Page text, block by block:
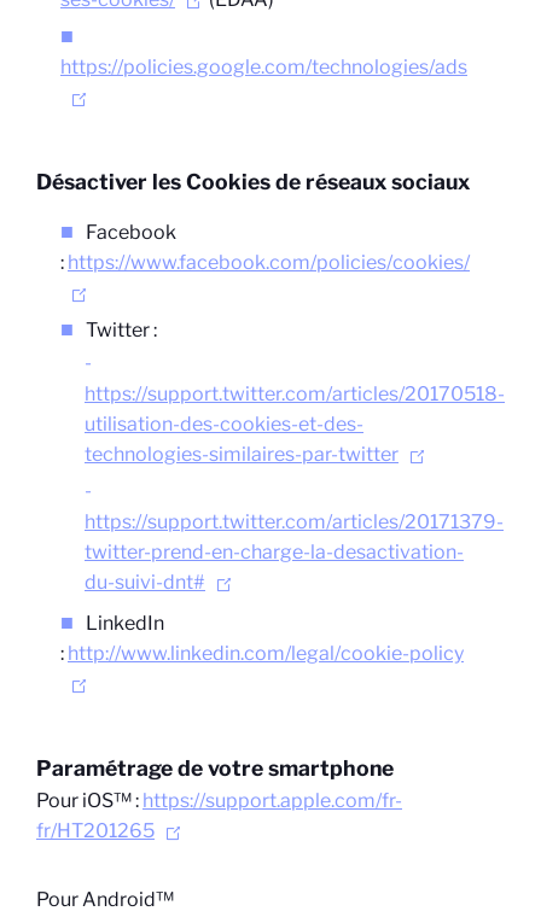
https://policies.google.com/technologies/ads
Désactiver les Cookies de réseaux sociaux
Facebook
: https://www.facebook.com/policies/cookies/
Twitter :
https://support.twitter.com/articles/20170518-
utilisation-des-cookies-et-des-
technologies-similaires-par-twitter
https://support.twitter.com/articles/20171379-
twitter-prend-en-charge-la-desactivation-
du-suivi-dnt#
LinkedIn
: http://www.linkedin.com/legal/cookie-policy
Paramétrage de votre smartphone
Pour iOS™ : https://support.apple.com/fr-
fr/HT201265
Pour Android™